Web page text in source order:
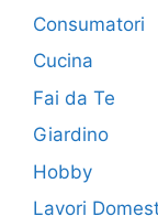
Consumatori
Cucina
Fai da Te
Giardino
Hobby
Lavori